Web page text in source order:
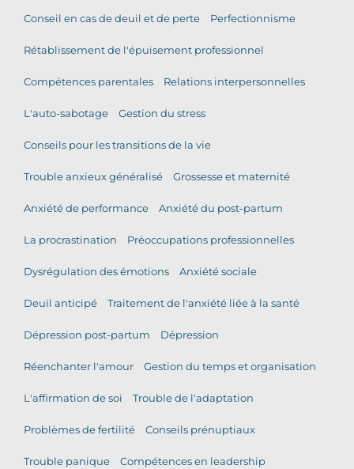
Conseil en cas de deuil et de perte Perfectionnisme
Rétablissement de l'épuisement professionnel
Compétences parentales Relations interpersonnelles
L'auto-sabotage Gestion du stress
Conseils pour les transitions de la vie
Trouble anxieux généralisé Grossesse et maternité
Anxiété de performance Anxiété du post-partum
La procrastination Préoccupations professionnelles
Dysrégulation des émotions Anxiété sociale
Deuil anticipé Traitement de l'anxiété liée à la santé
Dépression post-partum Dépression
Réenchanter l'amour Gestion du temps et organisation
L'affirmation de soi Trouble de l'adaptation
Problèmes de fertilité Conseils prénuptiaux
Trouble panique Compétences en leadership